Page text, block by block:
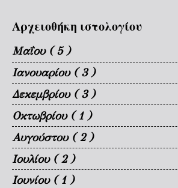
Αρχειοθήκη ιστολογίου
Μαΐου ( 5 )
Ιανουαρίου ( 3 )
Δεκεμβρίου ( 3 )
Οκτωβρίου ( 1 )
Αυγούστου ( 2 )
Ιουλίου ( 2 )
Ιουνίου ( 1 )